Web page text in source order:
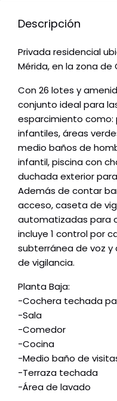
Descripción
Privada residencial
Mérida, en la zona de
Con 26 lotes y
conjunto ideal para
esparcimiento como:
infantiles, áreas
medio baños de
infantil, piscina con
duchada exterior
Además de contar
acceso, caseta de
automatizadas para
incluye 1 control por
subterránea de voz
de vigilancia.
Planta Baja:
-Cochera techada
-Sala
-Comedor
-Cocina
-Medio baño de
-Terraza techada
-Área de lavado